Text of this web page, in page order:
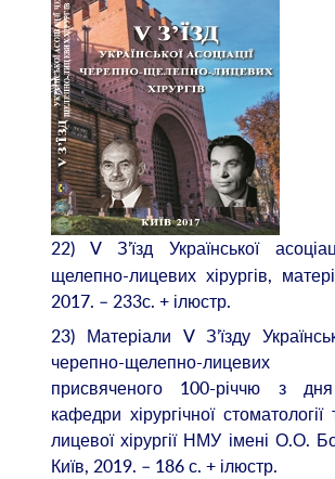
22)
V З’їзд Української
щелепно-лицевих хірургів,
2017. – 233с. + ілюстр.
23) Матеріали V З’їзду
черепно-щелепно-лицевих
присвяченого 100-річчю з
кафедри хірургічної
лицевої хірургії НМУ імені О.О.
Київ, 2019. – 186 с. + ілюстр.